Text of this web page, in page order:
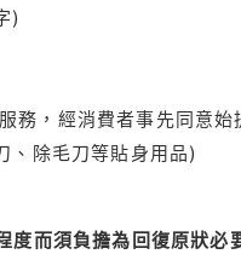
)
務，經消費者事先同意
、除毛刀等貼身用品)
而須負擔為回復原狀